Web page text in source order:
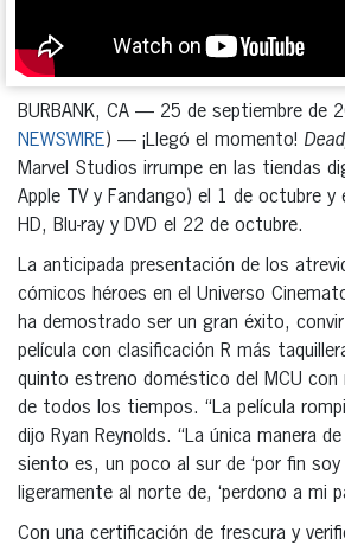
BURBANK, CA — 25 de septiembre de
NEWSWIRE) — ¡Llegó el momento!
Marvel Studios irrumpe en las tiendas
Apple TV y Fandango) el 1 de octubre
HD, Blu-ray y DVD el 22 de octubre.
La anticipada presentación de los
cómicos héroes en el Universo
ha demostrado ser un gran éxito,
película con clasificación R más
quinto estreno doméstico del MCU con
de todos los tiempos. “La película
dijo Ryan Reynolds. “La única manera
siento es, un poco al sur de ‘por fin soy
ligeramente al norte de, ‘perdono a mi
Con una certificación de frescura y